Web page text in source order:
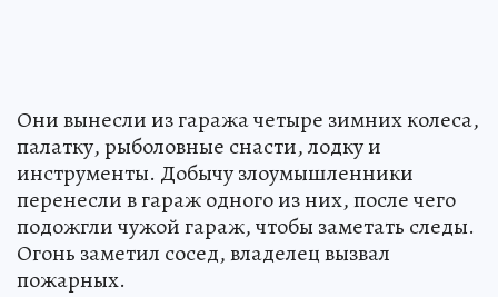
Они вынесли из гаража четыре зимних колеса,
палатку, рыболовные снасти, лодку и
инструменты. Добычу злоумышленники
перенесли в гараж одного из них, после чего
подожгли чужой гараж, чтобы заметать следы.
Огонь заметил сосед, владелец вызвал
пожарных.